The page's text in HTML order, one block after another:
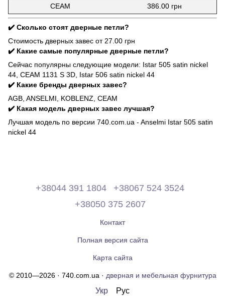
CEAM
386.00 грн
✔️ Сколько стоят дверные петли?
Стоимость дверных завес от 27.00 грн
✔️ Какие самые популярные дверные петли?
Сейчас популярны следующие модели: Istar 505 satin nickel
44, CEAM 1131 S 3D, Istar 506 satin nickel 44
✔️ Какие бренды дверных завес?
AGB, ANSELMI, KOBLENZ, CEAM
✔️ Какая модель дверных завес лучшая?
Лучшая модель по версии 740.com.ua - Anselmi Istar 505 satin
nickel 44
+38044 391 1804
+38067 524 3524
+38050 375 2607
Контакт
Полная версия сайта
Карта сайта
© 2010—2026 · 740.com.ua · дверная и мебельная фурнитура
Укр Рус